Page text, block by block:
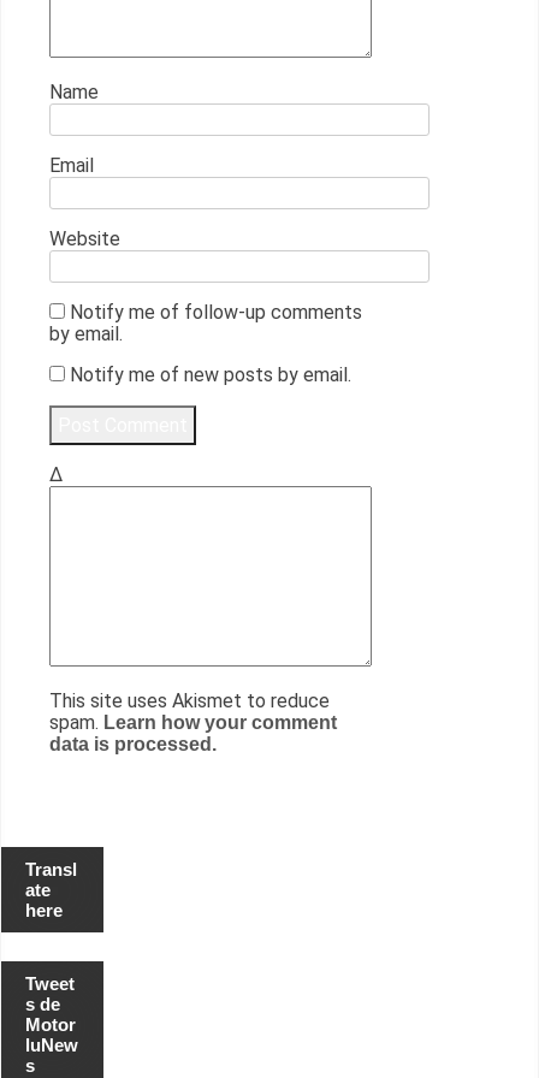
Name
Email
Website
Notify me of follow-up comments
by email.
Notify me of new posts by email.
Δ
This site uses Akismet to reduce
spam. Learn how your comment
data is processed.
Transl
ate
here
Tweet
s de
Motor
luNew
s